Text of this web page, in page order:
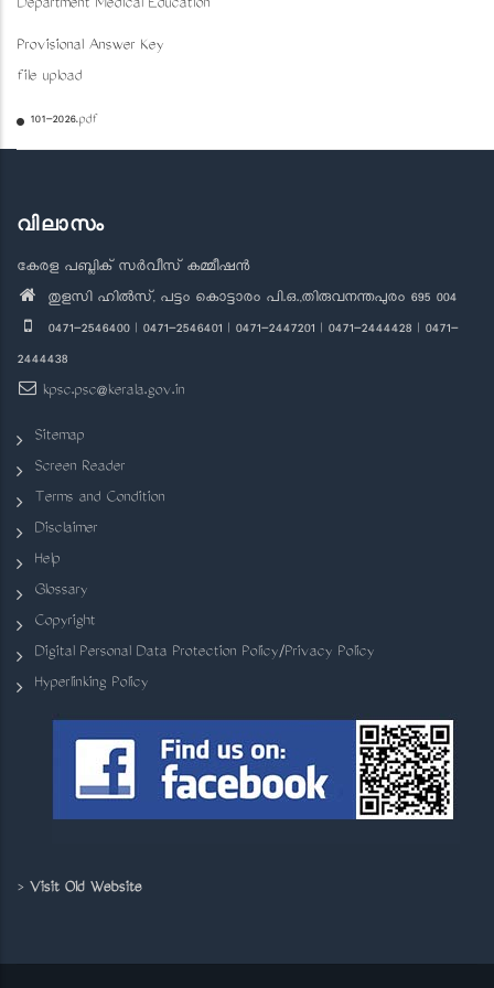
Department Medical Education
Provisional Answer Key
file upload
101-2026.pdf
വിലാസം
കേരള പബ്ലിക് സർവീസ് കമ്മീഷൻ
തുളസി ഹിൽസ്, പട്ടം കൊട്ടാരം പി.ഒ.,തിരുവനന്തപുരം 695 004
0471-2546400 | 0471-2546401 | 0471-2447201 | 0471-2444428 | 0471-
2444438
kpsc.psc@kerala.gov.in
Sitemap
Screen Reader
Terms and Condition
Disclaimer
Help
Glossary
Copyright
Digital Personal Data Protection Policy/Privacy Policy
Hyperlinking Policy
> Visit Old Website